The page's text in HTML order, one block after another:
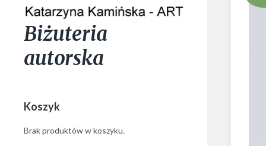
Biżuteria
autorska
Koszyk
Brak produktów w koszyku.